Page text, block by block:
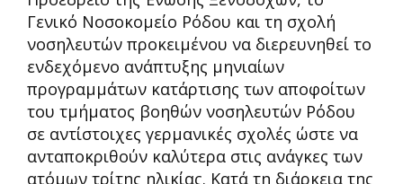
Γενικό Νοσοκομείο Ρόδου και τη σχολή
νοσηλευτών προκειμένου να διερευνηθεί το
ενδεχόμενο ανάπτυξης μηνιαίων
προγραμμάτων κατάρτισης των αποφοίτων
του τμήματος βοηθών νοσηλευτών Ρόδου
σε αντίστοιχες γερμανικές σχολές ώστε να
ανταποκριθούν καλύτερα στις ανάγκες των
ατόμων τρίτης ηλικίας. Κατά τη διάρκεια της